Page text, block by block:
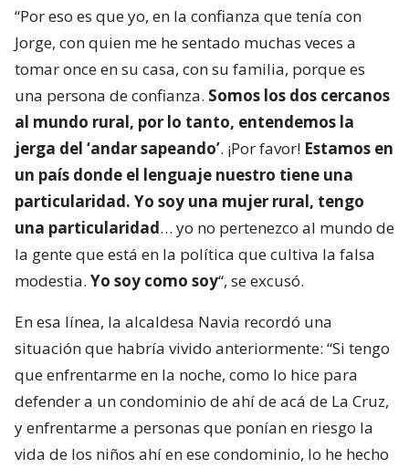
“Por eso es que yo, en la confianza que tenía con
Jorge, con quien me he sentado muchas veces a
tomar once en su casa, con su familia, porque es
una persona de confianza. Somos los dos cercanos
al mundo rural, por lo tanto, entendemos la
jerga del ‘andar sapeando’. ¡Por favor! Estamos en
un país donde el lenguaje nuestro tiene una
particularidad. Yo soy una mujer rural, tengo
una particularidad… yo no pertenezco al mundo de
la gente que está en la política que cultiva la falsa
modestia. Yo soy como soy“, se excusó.
En esa línea, la alcaldesa Navia recordó una
situación que habría vivido anteriormente: “Si tengo
que enfrentarme en la noche, como lo hice para
defender a un condominio de ahí de acá de La Cruz,
y enfrentarme a personas que ponían en riesgo la
vida de los niños ahí en ese condominio, lo he hecho